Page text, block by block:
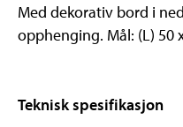
Med dekorativ bord i
opphenging. Mål: (L) 50
Teknisk spesifikasjon